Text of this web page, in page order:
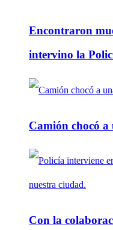
Encontraron
intervino la
Camión chocó a
Con la